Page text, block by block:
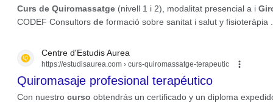
Curs de Quiromassatge (nivell 1 i 2), modalitat presencial a i
CODEF Consultors de formació sobre sanitat i salut y fisioteràpia
Quiromasaje profesional terapéutico
Centre d'Estudis Aurea
https://estudisaurea.com › curs-quiromassatge-terapeutic
Con nuestro curso obtendrás un certificado y un diploma